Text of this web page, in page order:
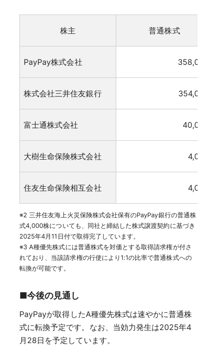
株主 普通株式
PayPay株式会社 358,000
株式会社三井住友銀行 354,000
富士通株式会社 40,000
大樹生命保険株式会社 4,000
住友生命保険相互会社 4,000
※2 三井住友海上火災保険株式会社保有のPayPay銀行の普通株
式4,000株についても、同社と締結した株式譲渡契約に基づき
2025年4月11日付で取得完了しています。
※3 A種優先株式には普通株式を対価とする取得請求権が付さ
れており、当該請求権の行使により1:1の比率で普通株式への
転換が可能です。
■今後の見通し
PayPayが取得したA種優先株式は速やかに普通株
式に転換予定です。なお、当効力発生は2025年4
月28日を予定しています。